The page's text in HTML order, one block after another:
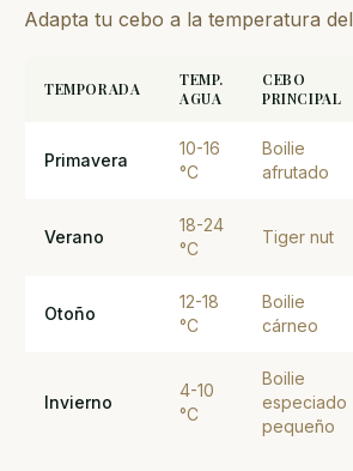
Adapta tu cebo a la temperatura
TEMPORADA
TEMP.
AGUA
CEBO
PRINCIPAL
Primavera
10-16
°C
Boilie
afrutado
Verano
18-24
°C
Tiger nut
Otoño
12-18
°C
Boilie
cárneo
Invierno
4-10
°C
Boilie
especiado
pequeño